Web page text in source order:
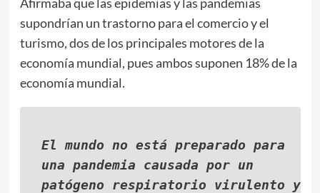
supondrían un trastorno para el comercio y el
turismo, dos de los principales motores de la
economía mundial, pues ambos suponen 18% de la
economía mundial.
El mundo no está preparado para
una pandemia causada por un
patógeno respiratorio virulento y